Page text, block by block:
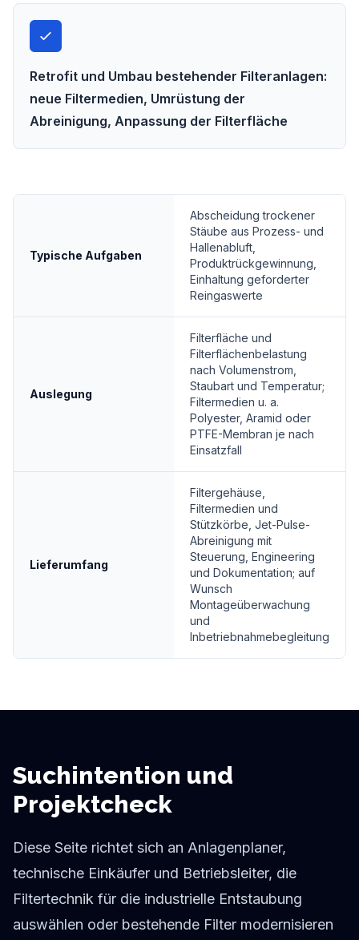
Retrofit und Umbau bestehender Filteranlagen:
neue Filtermedien, Umrüstung der
Abreinigung, Anpassung der Filterfläche
Typische Aufgaben
Abscheidung trockener
Stäube aus Prozess- und
Hallenabluft,
Produktrückgewinnung,
Einhaltung geforderter
Reingaswerte
Auslegung
Filterfläche und
Filterflächenbelastung
nach Volumenstrom,
Staubart und Temperatur;
Filtermedien u. a.
Polyester, Aramid oder
PTFE-Membran je nach
Einsatzfall
Lieferumfang
Filtergehäuse,
Filtermedien und
Stützkörbe, Jet-Pulse-
Abreinigung mit
Steuerung, Engineering
und Dokumentation; auf
Wunsch
Montageüberwachung
und
Inbetriebnahmebegleitung
Suchintention und
Projektcheck
Diese Seite richtet sich an Anlagenplaner,
technische Einkäufer und Betriebsleiter, die
Filtertechnik für die industrielle Entstaubung
auswählen oder bestehende Filter modernisieren